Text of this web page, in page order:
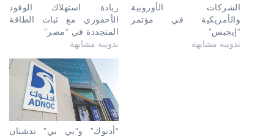
زيادة استهلاك الوقود
الأحفوري مع ثبات الطاقة
المتجددة في “مصر”
تدوينة مشابهة
الشركات الأوروبية
والأمريكية في مؤتمر
“إيجبس”
تدوينة مشابهة
“أدنوك” و”بي بي” تدشنان